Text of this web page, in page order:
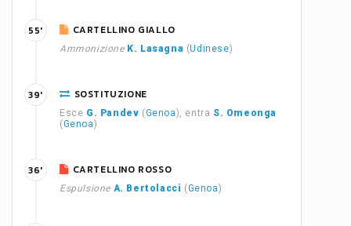
CARTELLINO GIALLO
Ammonizione K. Lasagna (Udinese)
55'
SOSTITUZIONE
Esce G. Pandev (Genoa), entra S. Omeonga
(Genoa)
39'
CARTELLINO ROSSO
Espulsione A. Bertolacci (Genoa)
36'